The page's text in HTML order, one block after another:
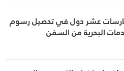
عشر دول في تحصيل رسوم
البحرية من السفن